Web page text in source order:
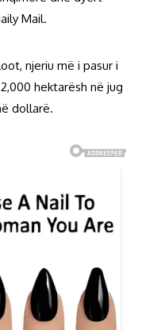
Mail.
njeriu më i pasur i
hektarësh në jug
dollarë.